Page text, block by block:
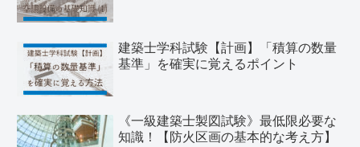
建築士学科試験【計画】「積算の数量
基準」を確実に覚えるポイント
《一級建築士製図試験》最低限必要な
知識！【防火区画の基本的な考え方】